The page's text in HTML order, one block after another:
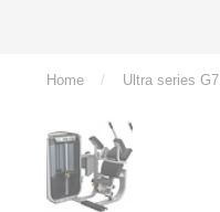
Home / Ultra series